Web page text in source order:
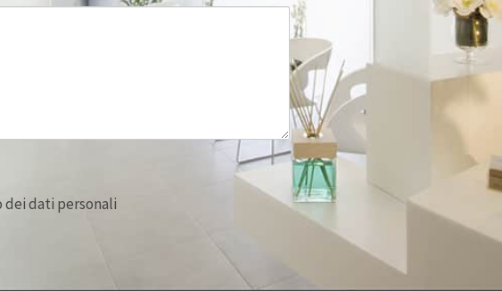
dati personali